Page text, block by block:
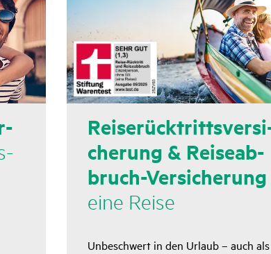
che­rung & Reise­ab­
bruch-Versi­che­rung
eine Reise
Unbeschwert in den Urlaub– auch als